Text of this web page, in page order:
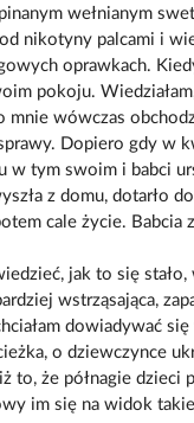
wełnianym
od nikotyny palcami i
oprawkach.
pokoju.
mnie wówczas
Dopiero gdy w
w tym swoim i babci
z domu, dotarło
cale życie. Babcia
jak to się
wstrząsająca,
dowiadywać
o dziewczynce
to, że półnagie dzieci
im się na widok